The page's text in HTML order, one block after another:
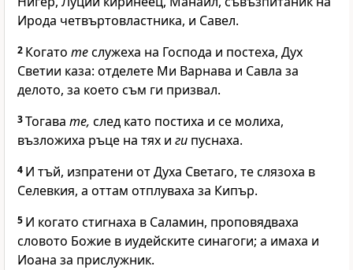
Ирода четвъртовластника, и Савел.
2 Когато теслужеха на Господа и постеха, Дух
Светии каза: отделете Ми Варнава и Савла за
делото, за което съм ги призвал.
3Тогава те, след като постиха и се молиха,
възложиха ръце на тях и ги пуснаха.
4 И тъй, изпратени от Духа Светаго, те слязоха в
Селевкия, а оттам отплуваха за Кипър.
5 И когато стигнаха в Саламин, проповядваха
словото Божие в иудейските синагоги; а имаха и
Иоана за прислужник.